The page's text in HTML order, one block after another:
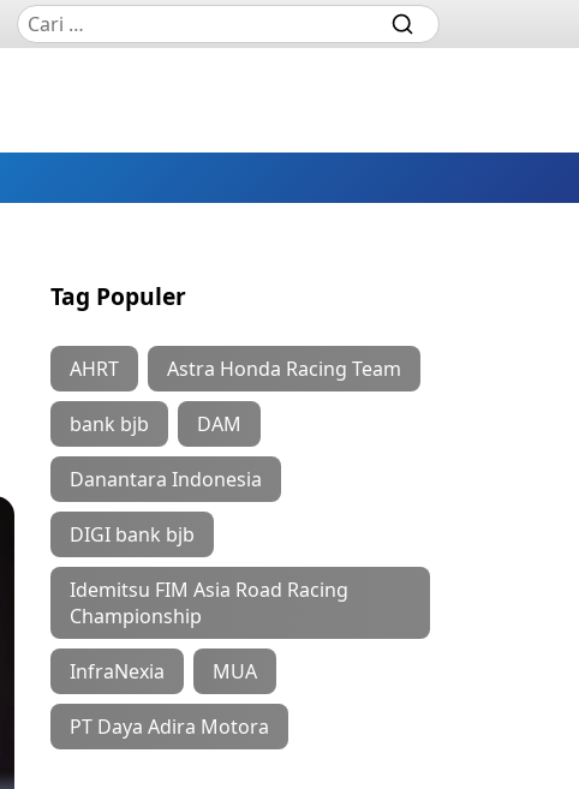
Tag Populer
AHRT Astra Honda Racing Team
bank bjb DAM
Danantara Indonesia
DIGI bank bjb
Idemitsu FIM Asia Road Racing
Championship
InfraNexia MUA
PT Daya Adira Motora